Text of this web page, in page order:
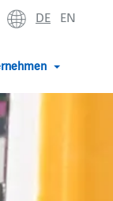
DE EN